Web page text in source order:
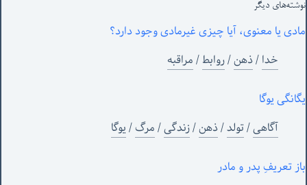
نوشته‌های‌ دیگر
مادی یا معنوی، آیا چیزی غیرمادی وجود دارد؟
خدا/ذهن/روابط/مراقبه
یگانگی یوگا
آگاهی/تولد/ذهن/زندگی/مرگ/یوگا
باز تعریفِ پدر و مادر